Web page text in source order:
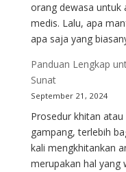
orang dewasa untuk
medis. Lalu, apa
apa saja yang
Panduan Lengkap
Sunat
September 21, 2024
Prosedur khitan
gampang, terlebih
kali mengkhitankan
merupakan hal yang